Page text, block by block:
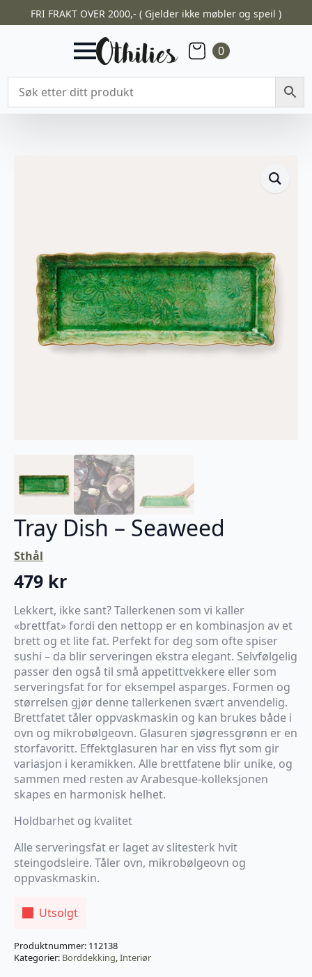
FRI FRAKT OVER 2000,- ( Gjelder ikke møbler og speil )
0
Tray Dish – Seaweed
Sthål
479 kr
Lekkert, ikke sant? Tallerkenen som vi kaller
«brettfat» fordi den nettopp er en kombinasjon av et
brett og et lite fat. Perfekt for deg som ofte spiser
sushi – da blir serveringen ekstra elegant. Selvfølgelig
passer den også til små appetittvekkere eller som
serveringsfat for for eksempel asparges. Formen og
størrelsen gjør denne tallerkenen svært anvendelig.
Brettfatet tåler oppvaskmaskin og kan brukes både i
ovn og mikrobølgeovn. Glasuren sjøgressgrønn er en
storfavoritt. Effektglasuren har en viss flyt som gir
variasjon i keramikken. Alle brettfatene blir unike, og
sammen med resten av Arabesque-kolleksjonen
skapes en harmonisk helhet.
Holdbarhet og kvalitet
Alle serveringsfat er laget av slitesterk hvit
steingodsleire. Tåler ovn, mikrobølgeovn og
oppvaskmaskin.
Utsolgt
Produktnummer: 112138
Kategorier: Borddekking,Interiør